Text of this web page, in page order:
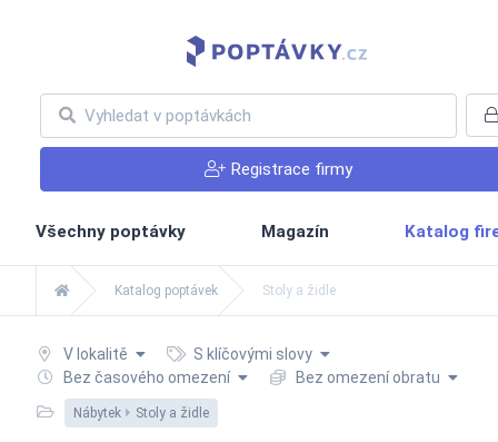
Registrace firmy
Všechny poptávky Magazín Katalog
Katalog poptávek Stoly a židle
V lokalitě
S klíčovými slovy
Bez časového omezení
Bez omezení obratu
Nábytek Stoly a židle